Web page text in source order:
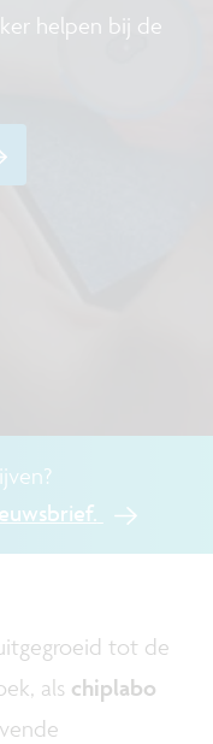
helpen bij de
tot de
als chiplabo